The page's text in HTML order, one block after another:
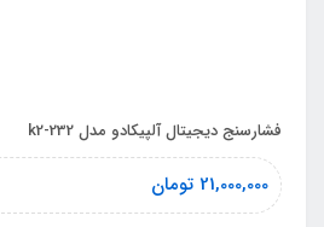
فشارسنج دیجیتال آلپیکادو مدل k2-232
21,000,000 تومان